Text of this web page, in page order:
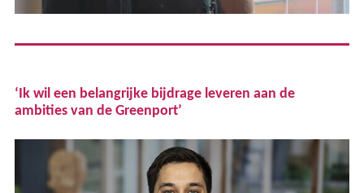
‘Ik wil een belangrijke bijdrage leveren aan de
ambities van de Greenport’